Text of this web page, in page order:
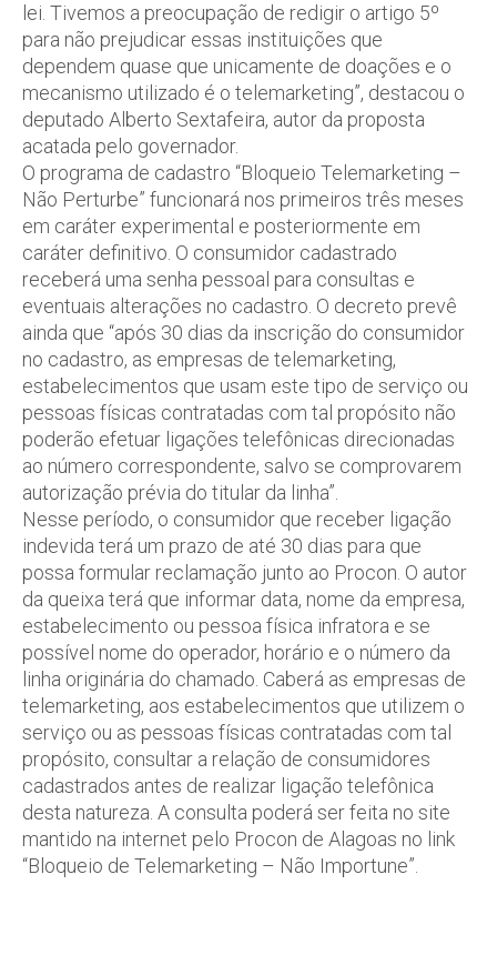
lei. Tivemos a preocupação de redigir o artigo 5º
para não prejudicar essas instituições que
dependem quase que unicamente de doações e o
mecanismo utilizado é o telemarketing”, destacou o
deputado Alberto Sextafeira, autor da proposta
acatada pelo governador.
O programa de cadastro “Bloqueio Telemarketing –
Não Perturbe” funcionará nos primeiros três meses
em caráter experimental e posteriormente em
caráter definitivo. O consumidor cadastrado
receberá uma senha pessoal para consultas e
eventuais alterações no cadastro. O decreto prevê
ainda que “após 30 dias da inscrição do consumidor
no cadastro, as empresas de telemarketing,
estabelecimentos que usam este tipo de serviço ou
pessoas físicas contratadas com tal propósito não
poderão efetuar ligações telefônicas direcionadas
ao número correspondente, salvo se comprovarem
autorização prévia do titular da linha”.
Nesse período, o consumidor que receber ligação
indevida terá um prazo de até 30 dias para que
possa formular reclamação junto ao Procon. O autor
da queixa terá que informar data, nome da empresa,
estabelecimento ou pessoa física infratora e se
possível nome do operador, horário e o número da
linha originária do chamado. Caberá as empresas de
telemarketing, aos estabelecimentos que utilizem o
serviço ou as pessoas físicas contratadas com tal
propósito, consultar a relação de consumidores
cadastrados antes de realizar ligação telefônica
desta natureza. A consulta poderá ser feita no site
mantido na internet pelo Procon de Alagoas no link
“Bloqueio de Telemarketing – Não Importune”.